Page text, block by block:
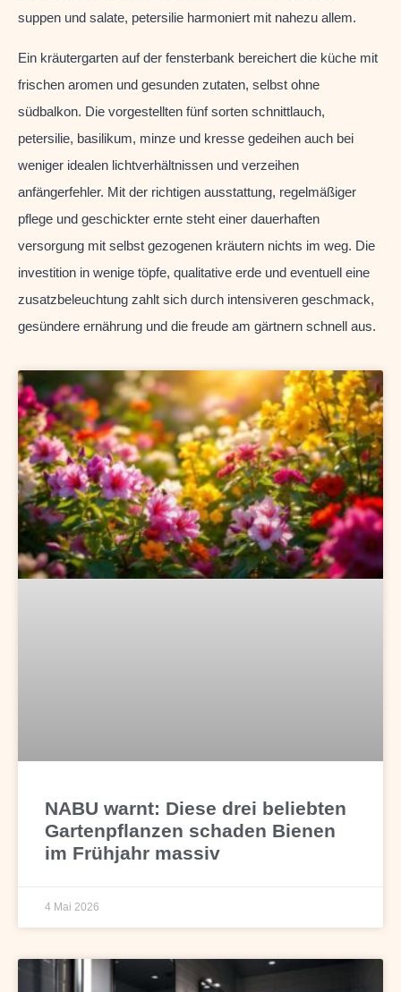
NABU warnt: Diese drei beliebten
Gartenpflanzen schaden Bienen
im Frühjahr massiv
4 Mai 2026
suppen und salate, petersilie harmoniert mit nahezu allem.
Ein kräutergarten auf der fensterbank bereichert die küche mit
frischen aromen und gesunden zutaten, selbst ohne
südbalkon. Die vorgestellten fünf sorten schnittlauch,
petersilie, basilikum, minze und kresse gedeihen auch bei
weniger idealen lichtverhältnissen und verzeihen
anfängerfehler. Mit der richtigen ausstattung, regelmäßiger
pflege und geschickter ernte steht einer dauerhaften
versorgung mit selbst gezogenen kräutern nichts im weg. Die
investition in wenige töpfe, qualitative erde und eventuell eine
zusatzbeleuchtung zahlt sich durch intensiveren geschmack,
gesündere ernährung und die freude am gärtnern schnell aus.